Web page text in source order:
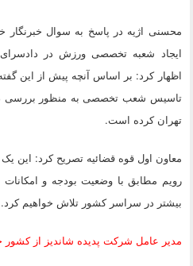
محسنی اژیه در پاسخ به سوال خبرنگار
ایجاد شعبه تخصصی ورزش در
اظهار کرد: بر اساس آنچه پیش از این
تاسیس شعب تخصصی به منظور بررسی
تهران کرده است.
معاون اول قوه قضائیه تصریح کرد: این
رویم مطابق با وضعیت بودجه و
بیشتر در سراسر کشور تلاش خواهیم کرد.
مدیر عامل شرکت پدیده شاندیز از